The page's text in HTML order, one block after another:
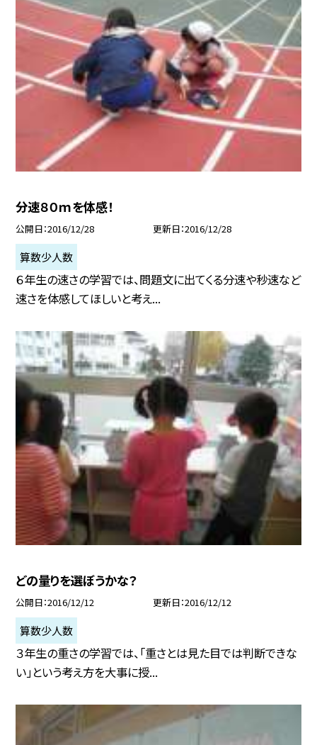
分速８０ｍを体感！
公開日 2016/12/28 更新日 2016/12/28
算数少人数
６年生の速さの学習では、問題文に出てくる分速や秒速など
速さを体感してほしいと考え...
どの量りを選ぼうかな？
公開日 2016/12/12 更新日 2016/12/12
算数少人数
３年生の重さの学習では、「重さとは見た目では判断できな
い」という考え方を大事に授...